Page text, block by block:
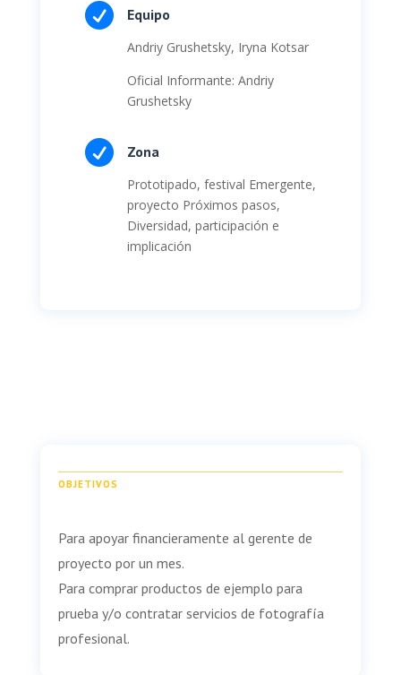
 Equipo
Andriy Grushetsky, Iryna Kotsar
Oficial Informante: Andriy
Grushetsky
 Zona
Prototipado, festival Emergente,
proyecto Próximos pasos,
Diversidad, participación e
implicación
OBJETIVOS
Para apoyar financieramente al gerente de
proyecto por un mes.
Para comprar productos de ejemplo para
prueba y/o contratar servicios de fotografía
profesional.